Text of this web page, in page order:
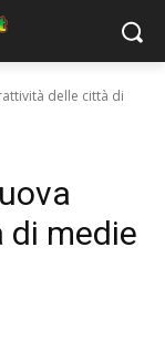
delle città di
medie